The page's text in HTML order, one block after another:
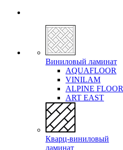
Виниловый ламинат
AQUAFLOOR
VINILAM
ALPINE FLOOR
ART EAST
Кварц-виниловый
ламинат